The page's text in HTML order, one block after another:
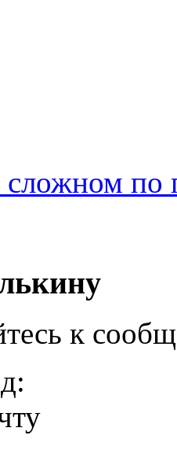
по
к